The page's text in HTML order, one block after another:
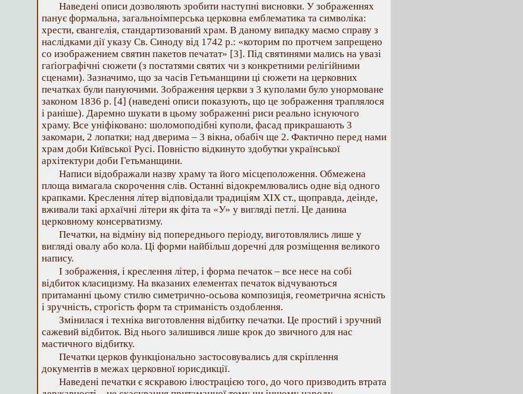
Наведені описи дозволяють зробити наступні висновки. У зображеннях
панує формальна, загальноімперська церковна емблематика та символіка:
хрести, євангелія, стандартизований храм. В даному випадку маємо справу з
наслідками дії указу Св. Синоду від 1742 р.: «которим по протчем запрещено
со изображением святин пакетов печатат» [3]. Під святинями мались на увазі
гаґіографічні сюжети (з постатями святих чи з конкретними релігійними
сценами). Зазначимо, що за часів Гетьманщини ці сюжети на церковних
печатках були пануючими. Зображення церкви з 3 куполами було унормоване
законом 1836 р. [4] (наведені описи показують, що це зображення траплялося
і раніше). Даремно шукати в цьому зображенні риси реально існуючого
храму. Все уніфіковано: шоломоподібні куполи, фасад прикрашають 3
закомари, 2 лопатки; над дверима – 3 вікна, обабіч ще 2. Фактично перед нами
храм доби Київської Русі. Повністю відкинуто здобутки української
архітектури доби Гетьманщини.
Написи відображали назву храму та його місцеположення. Обмежена
площа вимагала скорочення слів. Останні відокремлювались одне від одного
крапками. Креслення літер відповідали традиціям XIX ст., щоправда, деінде,
вживали такі архаїчні літери як фіта та «У» у вигляді петлі. Це данина
церковному консерватизму.
Печатки, на відміну від попереднього періоду, виготовлялись лише у
вигляді овалу або кола. Ці форми найбільш доречні для розміщення великого
напису.
І зображення, і креслення літер, і форма печаток – все несе на собі
відбиток класицизму. На вказаних елементах печаток відчуваються
притаманні цьому стилю симетрично-осьова композиція, геометрична ясність
і зручність, строгість форм та стриманість оздоблення.
Змінилася і техніка виготовлення відбитку печатки. Це простий і зручний
сажевий відбиток. Від нього залишився лише крок до звичного для нас
мастичного відбитку.
Печатки церков функціонально застосовувались для скріплення
документів в межах церковної юрисдикції.
Наведені печатки є яскравою ілюстрацією того, до чого призводить втрата